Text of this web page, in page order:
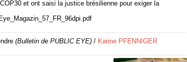
et ont saisi la justice brésilienne pour exiger la
(Bulletin de PUBLIC EYE) / Karine PFENNIGER